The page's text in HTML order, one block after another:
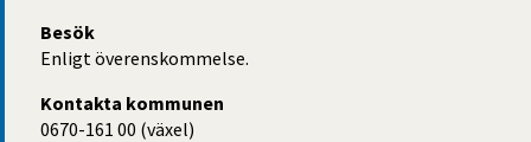
Besök
Enligt överenskommelse.
Kontakta kommunen
0670-161 00 (växel)